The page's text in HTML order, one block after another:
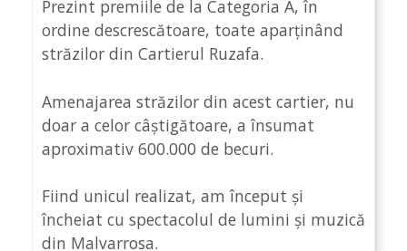
Prezint premiile de la Categoria A, în
ordine descrescătoare, toate aparținând
străzilor din Cartierul Ruzafa.
Amenajarea străzilor din acest cartier, nu
doar a celor câștigătoare, a însumat
aproximativ 600.000 de becuri.
Fiind unicul realizat, am început și
încheiat cu spectacolul de lumini și muzică
din Malvarrosa.